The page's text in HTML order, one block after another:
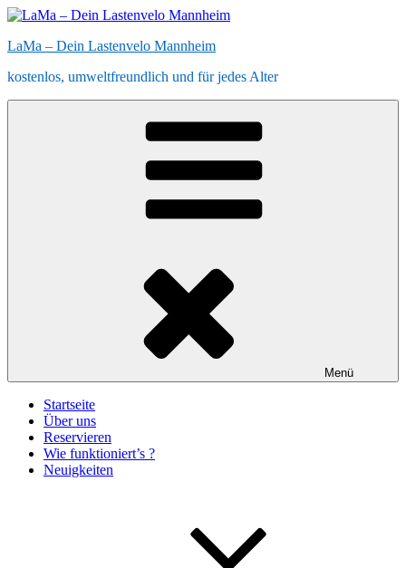
Zum
springen
LaMa – Dein Lastenvelo Mannheim
kostenlos, umweltfreundlich und für jedes Alter
Menü
Startseite
Über uns
Reservieren
Wie funktioniert’s ?
Neuigkeiten